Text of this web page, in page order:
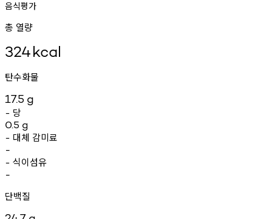
음식평가
총 열량
324kcal
탄수화물
17.5 g
- 당
0.5 g
- 대체 감미료
-
- 식이섬유
-
단백질